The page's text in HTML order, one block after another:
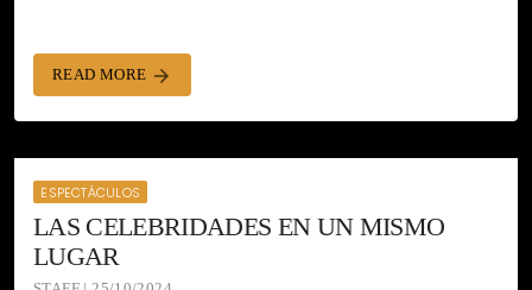
READ MORE arrow_forward
ESPECTÁCULOS
LAS CELEBRIDADES EN UN MISMO
LUGAR